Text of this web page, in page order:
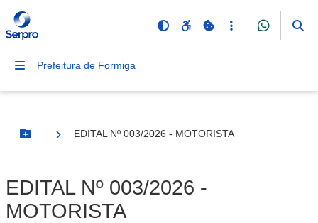
Prefeitura de Formiga
Botão Menu
EDITAL Nº 003/2026 - MOTORISTA
EDITAL Nº 003/2026 -
MOTORISTA